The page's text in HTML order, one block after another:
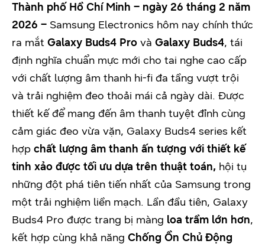
Thành phố Hồ Chí Minh – ngày 26 tháng 2 năm
2026 – Samsung Electronics hôm nay chính thức
ra mắt Galaxy Buds4 Pro và Galaxy Buds4, tái
định nghĩa chuẩn mực mới cho tai nghe cao cấp
với chất lượng âm thanh hi-fi đa tầng vượt trội
và trải nghiệm đeo thoải mái cả ngày dài. Được
thiết kế để mang đến âm thanh tuyệt đỉnh cùng
cảm giác đeo vừa vặn, Galaxy Buds4 series kết
hợp chất lượng âm thanh ấn tượng với thiết kế
tinh xảo được tối ưu dựa trên thuật toán, hội tụ
những đột phá tiên tiến nhất của Samsung trong
một trải nghiệm liền mạch. Lần đầu tiên, Galaxy
Buds4 Pro được trang bị màng loa trầm lớn hơn,
kết hợp cùng khả năng Chống Ồn Chủ Động